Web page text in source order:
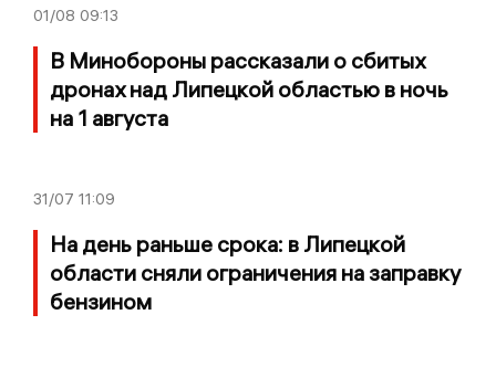
01/08 09:13
В Минобороны рассказали о сбитых
дронах над Липецкой областью в ночь
на 1 августа
31/07 11:09
На день раньше срока: в Липецкой
области сняли ограничения на заправку
бензином